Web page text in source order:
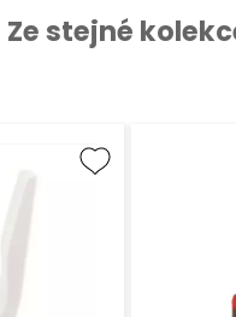
Ze stejné